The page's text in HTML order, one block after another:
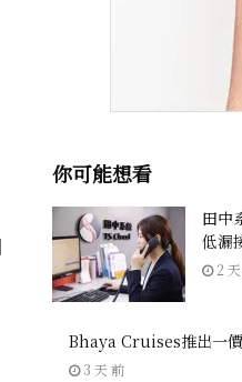
你可能想看
田中
低漏
2
Bhaya Cruises推出一
3 天 前